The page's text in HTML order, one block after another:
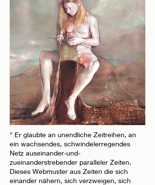
" Er glaubte an unendliche Zeitreihen, an
ein wachsendes, schwindelerregendes
Netz auseinander-und-
zueinanderstrebender paralleler Zeiten.
Dieses Webmuster aus Zeiten die sich
einander nähern, sich verzweigen, sich